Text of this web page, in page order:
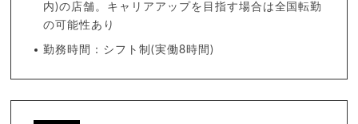
内)の店舗。キャリアアップを目指す場合は全国転勤
の可能性あり
勤務時間：シフト制(実働8時間)